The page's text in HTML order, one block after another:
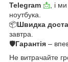
Telegram 📩 , і
ноутбука.
📦Швидка
завтра.
🛡Гарантія –
Не витрачайте